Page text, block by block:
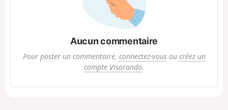
Aucun commentaire
Pour poster un commentaire, connectez-vousou créez un
compte Visorando.